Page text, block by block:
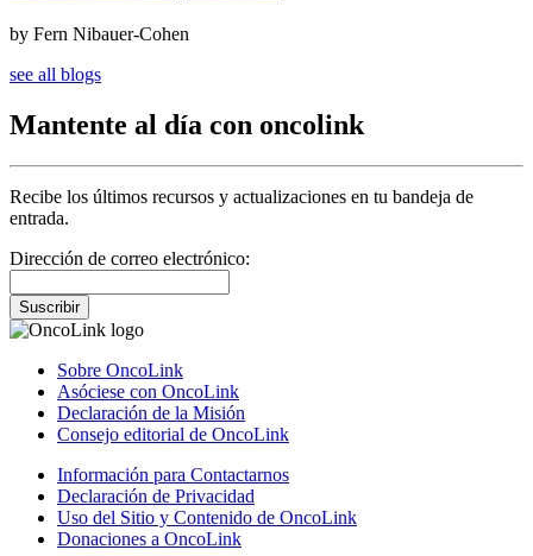
by Fern Nibauer-Cohen
see all blogs
Mantente al día con oncolink
Recibe los últimos recursos y actualizaciones en tu bandeja de
entrada.
Dirección de correo electrónico:
Suscribir
Sobre OncoLink
Asóciese con OncoLink
Declaración de la Misión
Consejo editorial de OncoLink
Información para Contactarnos
Declaración de Privacidad
Uso del Sitio y Contenido de OncoLink
Donaciones a OncoLink